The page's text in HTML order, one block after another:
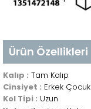
Ürün Özellikleri
Kalıp : Tam Kalıp
Cinsiyet : Erkek Çocuk
Kol Tipi : Uzun